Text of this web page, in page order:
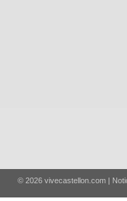
© 2026 vivecastellon.com |